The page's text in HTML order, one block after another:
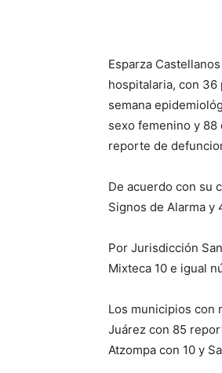
Esparza
hospitalaria, con
semana
sexo femenino y 88
reporte de
De acuerdo con su
Signos de Alarma y
Por Jurisdicción
Mixteca 10 e igual
Los municipios con
Juárez con 85
Atzompa con 10 y